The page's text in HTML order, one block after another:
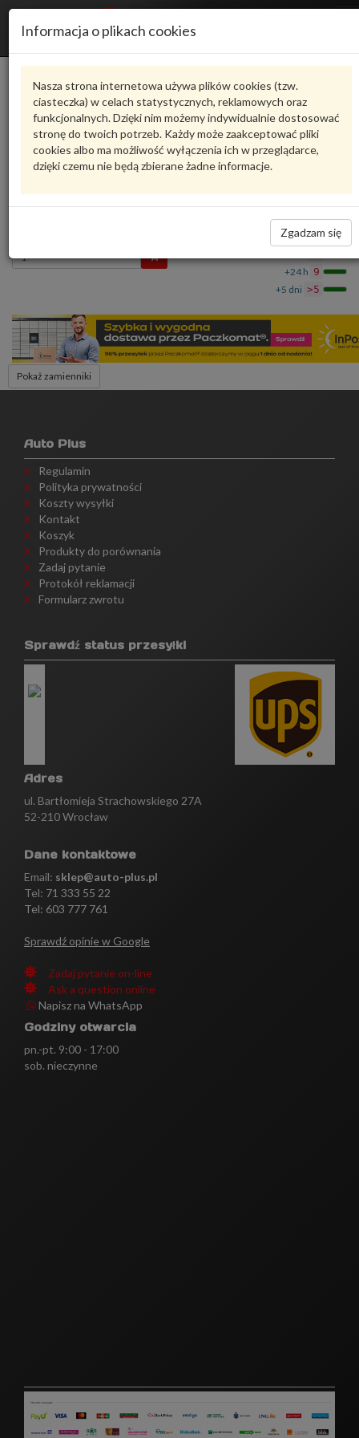
Informacja o plikach cookies
Nasza strona internetowa używa plików cookies (tzw.
ciasteczka) w celach statystycznych, reklamowych oraz
funkcjonalnych. Dzięki nim możemy indywidualnie dostosować
stronę do twoich potrzeb. Każdy może zaakceptować pliki
cookies albo ma możliwość wyłączenia ich w przeglądarce,
dzięki czemu nie będą zbierane żadne informacje.
Zgadzam się
Karta produktu
N91065901VAG
VAG - produkt oryginalny VW AUDI SEAT SKODA
Śruba soczewkowa pasowana z gniazdem wie
N91065901 VAG
ilość
Dostępność
+24 h 9
+5 dni >5
Pokaż zamienniki
Auto Plus
Regulamin
Polityka prywatności
Koszty wysyłki
Kontakt
Koszyk
Produkty do porównania
Zadaj pytanie
Protokół reklamacji
Formularz zwrotu
Sprawdź status przesyłki
Adres
ul. Bartłomieja Strachowskiego 27A
52-210 Wrocław
Dane kontaktowe
Email: sklep@auto-plus.pl
Tel: 71 333 55 22
Tel: 603 777 761
Sprawdź opinie w Google
Zadaj pytanie on-line
Ask a question online
Napisz na WhatsApp
Godziny otwarcia
pn.-pt. 9:00 - 17:00
sob. nieczynne